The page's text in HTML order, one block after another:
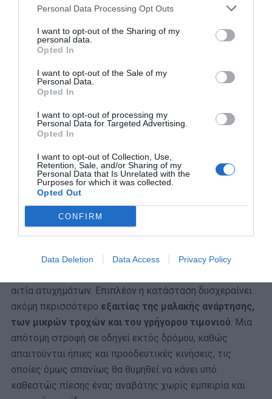
Personal Data Processing Opt Outs
I want to opt-out of the Sharing of my
personal data.
Opted In
I want to opt-out of the Sale of my
Personal Data.
Opted In
I want to opt-out of processing my
Personal Data for Targeted Advertising.
Opted In
I want to opt-out of Collection, Use,
Retention, Sale, and/or Sharing of my
Personal Data that Is Unrelated with the
Purposes for which it was collected.
Opted Out
CONFIRM
Data Deletion Data Access Privacy Policy
Πλέονοι δήμοι είναι αυτοί που αποφασίζουν για τις
«όχι», από την στιγμή που τα «Rent-a-car» και «Rent-a-
moto» είναι επιχειρήσεις και οι επιχειρηματίες είναι
ψηφοφόροι…
Ποιο, όμως, είναι το πρόβλημα με τις «γουρούνες», πέρα
φυσικά από το γεγονός ότι μπορεί να την καβαλήσει ο
κάθε άσχετος;Είναι η ίδια η φύση του οχήματος
Μπορεί να δημιουργούν την εντύπωση δικύκλου λόγω
της σέλας τους, αλλά δεν είναι τέτοια.
μονοκόμματο πίσω άξονα
μοτοσυκλέτα ή με ένα αυτοκίνητο, είναι βέβαιο ότι θα
αιτία ατυχημάτων. Επιπλέον η κατάσταση δυσχεραίνει
ακόμη περισσότερο εξαιτίας της μαλακής ανάρτησης,
των μικρών τροχών και του γρήγορου τιμονιού. Μια
απότομη στροφή σε οδηγεί εκτός δρόμου, καθώς
απαιτούνται ήπιες και προοδευτικές κινήσεις, τις
οποίες όμως σπανίως θα θυμηθεί να κάνει υπό
καθεστώς πίεσης ένας αναβάτης χωρίς εμπειρία και